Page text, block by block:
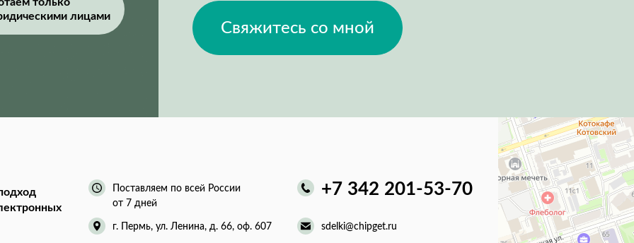
только
лицами
Свяжитесь со мной
Поставляем по всей России
от 7 дней
+7 342 201-53-70
г. Пермь, ул. Ленина, д. 66, оф. 607 sdelki@chipget.ru